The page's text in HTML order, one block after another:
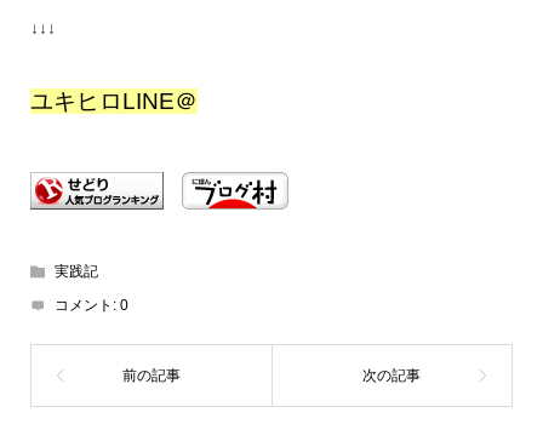
↓↓↓
ユキヒロLINE＠
実践記
コメント: 0